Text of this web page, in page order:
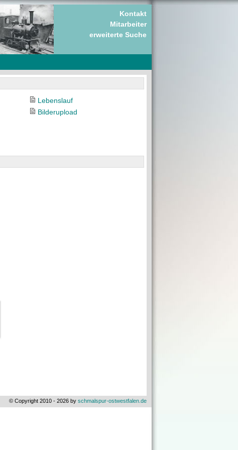
Kontakt
Mitarbeiter
erweiterte Suche
Lebenslauf
Bilderupload
© Copyright 2010 - 2026 by schmalspur-ostwestfalen.de